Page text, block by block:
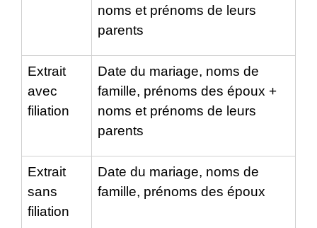
noms et prénoms de leurs
parents
Extrait
avec
filiation
Date du mariage, noms de
famille, prénoms des époux +
noms et prénoms de leurs
parents
Extrait
sans
filiation
Date du mariage, noms de
famille, prénoms des époux